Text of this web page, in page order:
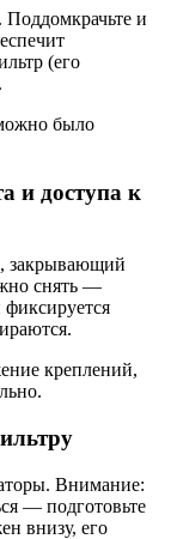
и
(его
было
и доступа к
закрывающий
снять —
креплений,
Внимание:
— подготовьте
внизу, его